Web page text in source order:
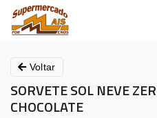
Voltar
SORVETE SOL NEVE
CHOCOLATE